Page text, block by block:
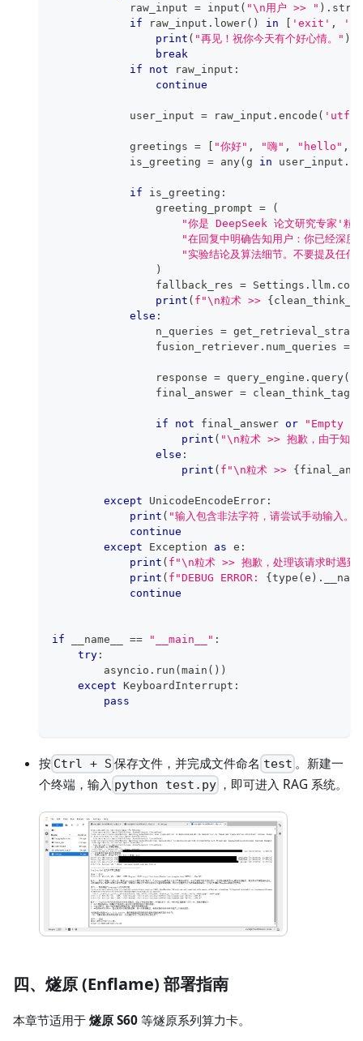
raw_input = input ( "\n用户 >> " ) .
if
raw_input . lower( ) in [ 'exit' ,
print ( "再见！祝你今天有个好心情。" )
break
if
not raw_input :
continue
            user_input
= raw_input . encode ( 'utf-
            greetings
= [ "你好" , "嗨" , "hello" ,
            is_greeting
= any(g in user_input .
if is_greeting :
                greeting_prompt
=
(
"你是 DeepSeek 论文研究专家'粒
"在回复中明确告知用户：你已经深
"实验结论及算法细节。不要提及任
)
                fallback_res
= Settings . llm .
print ( f"\n粒术 >> {
else :
                n_queries
=
                fusion_retriever
. num_queries =
                response
= query_engine . query(
                final_answer
= clean_think_tag
if not final_answer or
"Empty
print ( "\n粒术 >> 抱歉，由于知识
else :
print ( f"\n粒术 >> {
except UnicodeEncodeError :
print ( "输入包含非法字符，请尝试手动输入。"
continue
except Exception as e :
print ( f"\n粒术 >> 抱歉，处理该请求时遇到
print ( f"DEBUG ERROR: {type (e ) .
continue
if __name__ == "__main__" :
try :
        asyncio
. run (main ( ) )
except KeyboardInterrupt :
pass
按 Ctrl + S 保存文件，并完成文件命名 test 。新建一
个终端，输入 python test.py ，即可进入 RAG 系统。
四、燧原 (Enflame) 部署指南
本章节适用于燧原 S60等燧原系列算力卡。